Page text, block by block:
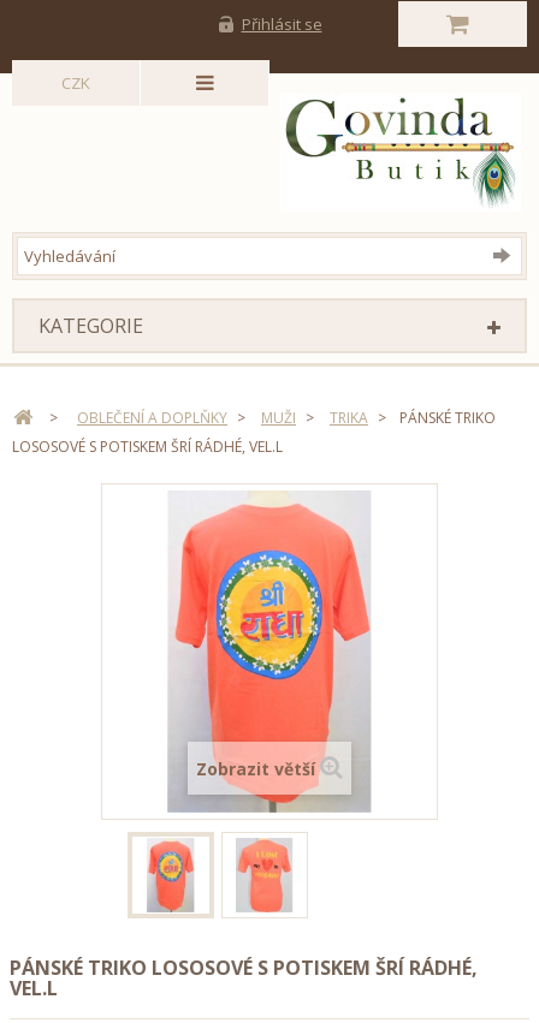
Přihlásit se
CZK
KATEGORIE
> OBLEČENÍ A DOPLŇKY > MUŽI > TRIKA >
PÁNSKÉ TRIKO
LOSOSOVÉ S POTISKEM ŠRÍ RÁDHÉ, VEL.L
Zobrazit větší
PÁNSKÉ TRIKO LOSOSOVÉ S POTISKEM ŠRÍ RÁDHÉ,
VEL.L